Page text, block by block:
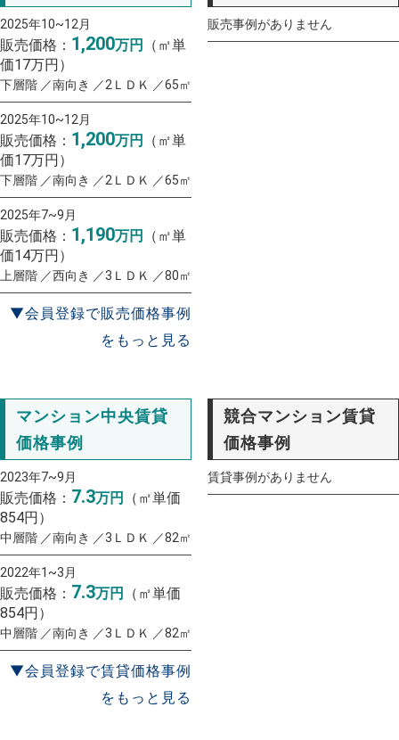
2025年10~12月
販売価格： 1,200万円
（㎡単
価17万円）
下層階 ／南向き ／2ＬＤＫ ／65㎡
2025年10~12月
販売価格： 1,200万円
（㎡単
価17万円）
下層階 ／南向き ／2ＬＤＫ ／65㎡
2025年7~9月
販売価格： 1,190万円
（㎡単
価14万円）
上層階 ／西向き ／3ＬＤＫ ／80㎡
▼会員登録で販売価格事例
をもっと見る
販売事例がありません
マンション中央賃貸
価格事例
2023年7~9月
販売価格： 7.3万円
（㎡単価
854円）
中層階 ／南向き ／3ＬＤＫ ／82㎡
2022年1~3月
販売価格： 7.3万円
（㎡単価
854円）
中層階 ／南向き ／3ＬＤＫ ／82㎡
▼会員登録で賃貸価格事例
をもっと見る
競合マンション賃貸
価格事例
賃貸事例がありません